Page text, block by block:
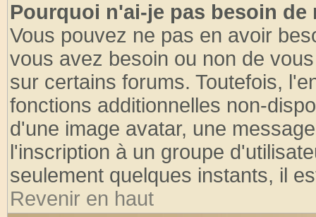
Pourquoi n'ai-je pas besoin de
Vous pouvez ne pas en avoir
vous avez besoin ou non de
sur certains forums. Toutefois,
fonctions additionnelles non-
d'une image avatar, une
l'inscription à un groupe
seulement quelques instants, il
Revenir en haut